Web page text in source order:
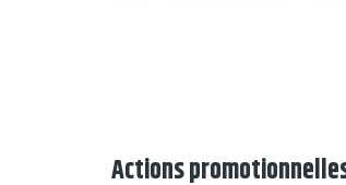
Actions